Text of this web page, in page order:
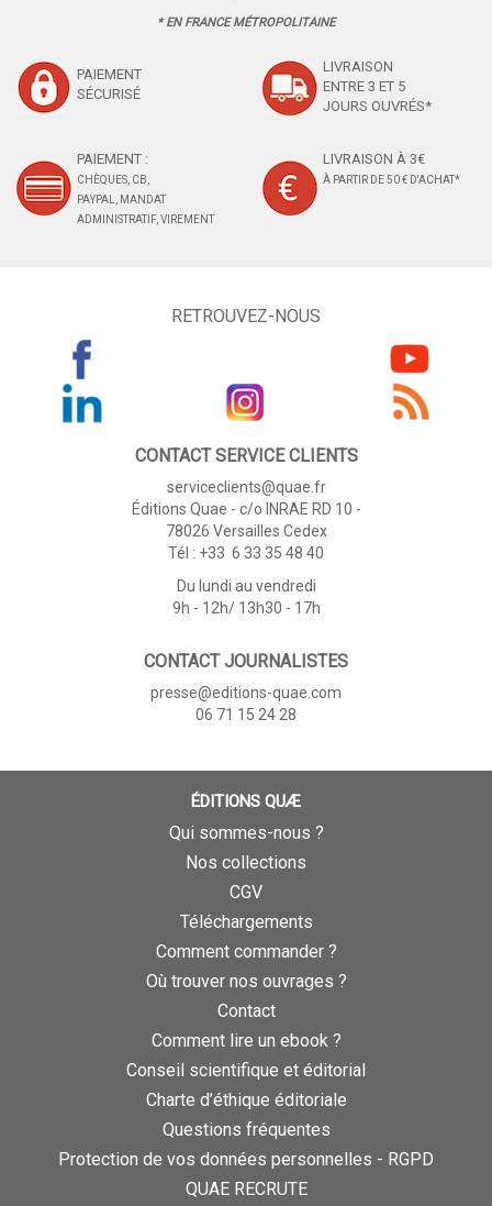
* EN FRANCE MÉTROPOLITAINE
PAIEMENT
SÉCURISÉ
LIVRAISON
ENTRE 3 ET 5
JOURS OUVRÉS*
PAIEMENT :
CHÈQUES, CB,
PAYPAL, MANDAT
ADMINISTRATIF, VIREMENT
LIVRAISON À 3€
À PARTIR DE 50 € D'ACHAT*
RETROUVEZ-NOUS
CONTACT SERVICE CLIENTS
serviceclients@quae.fr
Éditions Quae - c/o INRAE RD 10 -
78026 Versailles Cedex
Tél : +33 6 33 35 48 40
Du lundi au vendredi
9h - 12h/ 13h30 - 17h
CONTACT JOURNALISTES
presse@editions-quae.com
06 71 15 24 28
ÉDITIONS QUÆ
Qui sommes-nous ?
Nos collections
CGV
Téléchargements
Comment commander ?
Où trouver nos ouvrages ?
Contact
Comment lire un ebook ?
Conseil scientifique et éditorial
Charte d’éthique éditoriale
Questions fréquentes
Protection de vos données personnelles - RGPD
QUAE RECRUTE